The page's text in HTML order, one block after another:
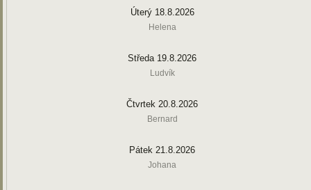
Úterý 18.8.2026
Helena
Středa 19.8.2026
Ludvík
Čtvrtek 20.8.2026
Bernard
Pátek 21.8.2026
Johana